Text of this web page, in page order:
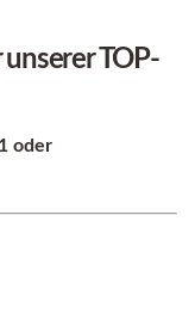
TOP-
oder